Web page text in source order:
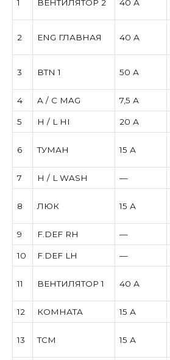
1 ВЕНТИЛЯТОР 2 40 А
2 ENG ГЛАВНАЯ 40 А
3 BTN 1 50 А
4 A / C MAG 7,5 А
5 H / L HI 20 А
6 ТУМАН 15 А
7 H / L WASH —
8 ЛЮК 15 А
9 F.DEF RH —
10 F.DEF LH —
11 ВЕНТИЛЯТОР 1 40 А
12 КОМНАТА 15 А
13 TCM 15 А